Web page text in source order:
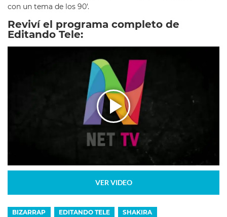
con un tema de los 90′.
Reviví el programa completo de
Editando Tele:
VER VIDEO
BIZARRAP EDITANDO TELE SHAKIRA